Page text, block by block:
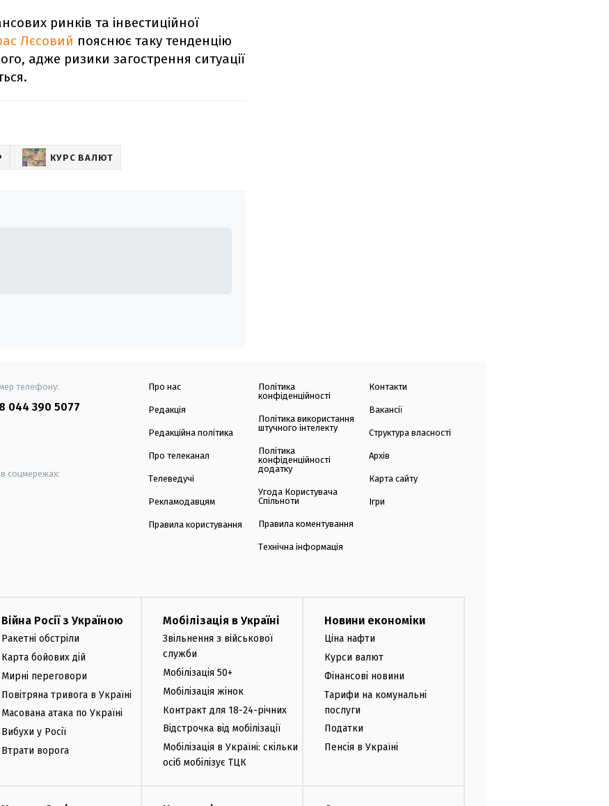
ринків та інвестиційної
Лєсовий пояснює таку тенденцію
адже ризики загострення ситуації
КУРС ВАЛЮТ
телефону:
044 390 5077
соцмережах:
Про нас
Редакція
Редакційна політика
Про телеканал
Телеведучі
Рекламодавцям
Правила користування
Політика
конфіденційності
Політика використання
штучного інтелекту
Політика
конфіденційності
додатку
Угода Користувача
Спільноти
Правила коментування
Технічна інформація
Контакти
Вакансії
Структура власності
Архів
Карта сайту
Ігри
Війна Росії з Україною
Ракетні обстріли
Карта бойових дій
Мирні переговори
Повітряна тривога в Україні
Масована атака по Україні
Вибухи у Росії
Втрати ворога
Мобілізація в Україні
Звільнення з військової
служби
Мобілізація 50+
Мобілізація жінок
Контракт для 18-24-річних
Відстрочка від мобілізації
Мобілізація в Україні: скільки
осіб мобілізує ТЦК
Новини економіки
Ціна нафти
Курси валют
Фінансові новини
Тарифи на комунальні
послуги
Податки
Пенсія в Україні